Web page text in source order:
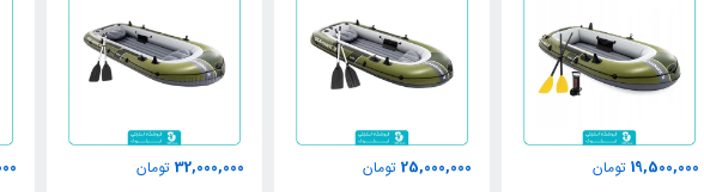
19,500,000 تومان
25,000,000 تومان
32,000,000 تومان